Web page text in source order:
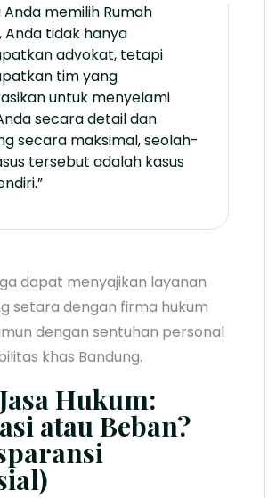
Anda memilih Rumah
Anda tidak hanya
advokat, tetapi
tim yang
untuk menyelami
secara detail dan
secara maksimal, seolah-
tersebut adalah kasus
dapat menyajikan layanan
setara dengan firma hukum
dengan sentuhan personal
khas Bandung.
Hukum:
atau Beban?